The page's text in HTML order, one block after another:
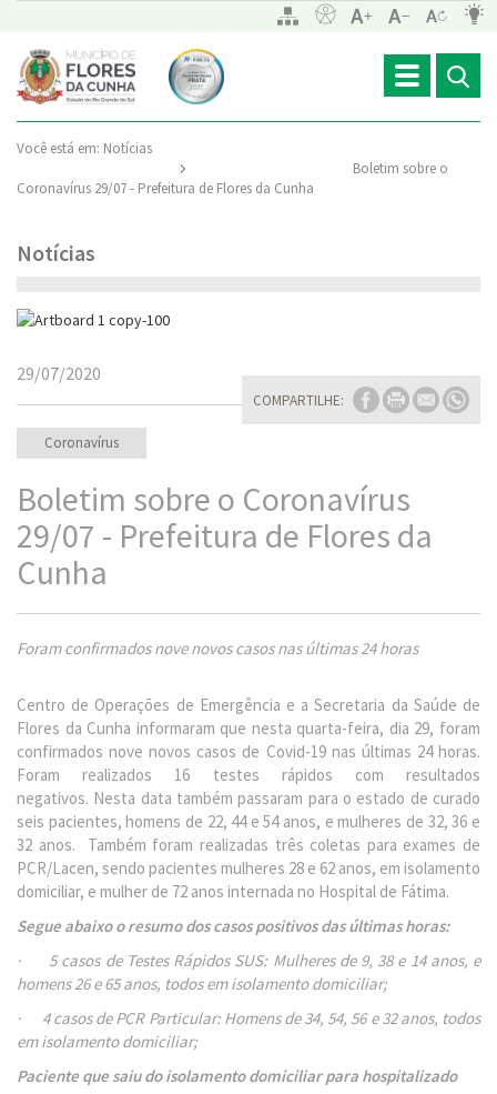
Toggle
navigation
Você está em: Notícias
Boletim sobre o
Coronavírus 29/07 - Prefeitura de Flores da Cunha
Notícias
COMPARTILHE:
29/07/2020
Coronavírus
Boletim sobre o Coronavírus
29/07 - Prefeitura de Flores da
Cunha
Foram confirmados nove novos casos nas últimas 24 horas
Centro de Operações de Emergência e a Secretaria da Saúde de
Flores da Cunha informaram que nesta quarta-feira, dia 29, foram
confirmados nove novos casos de Covid-19 nas últimas 24 horas.
Foram realizados 16 testes rápidos com resultados
negativos. Nesta data também passaram para o estado de curado
seis pacientes, homens de 22, 44 e 54 anos, e mulheres de 32, 36 e
32 anos. Também foram realizadas três coletas para exames de
PCR/Lacen, sendo pacientes mulheres 28 e 62 anos, em isolamento
domiciliar, e mulher de 72 anos internada no Hospital de Fátima.
Segue abaixo o resumo dos casos positivos das últimas horas:
· 5 casos de Testes Rápidos SUS: Mulheres de 9, 38 e 14 anos, e
homens 26 e 65 anos, todos em isolamento domiciliar;
· 4 casos de PCR Particular: Homens de 34, 54, 56 e 32 anos, todos
em isolamento domiciliar;
Paciente que saiu do isolamento domiciliar para hospitalizado